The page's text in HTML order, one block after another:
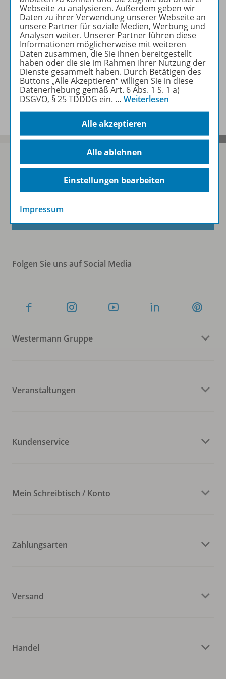
Zugehörige Produkte
Empfehlungen der Redaktion
Benachrichtigungs-Service
Sofort profitieren
Folgen Sie uns auf Social Media
Westermann Gruppe
Veranstaltungen
Kundenservice
Mein Schreibtisch / Konto
Zahlungsarten
Versand
Handel
Webseite zu analysieren. Außerdem geben wir
Daten zu ihrer Verwendung unserer Webseite an
unsere Partner für soziale Medien, Werbung und
Analysen weiter. Unserer Partner führen diese
Informationen möglicherweise mit weiteren
Daten zusammen, die Sie ihnen bereitgestellt
haben oder die sie im Rahmen Ihrer Nutzung der
Dienste gesammelt haben. Durch Betätigen des
Buttons „Alle Akzeptieren“ willigen Sie in diese
Datenerhebung gemäß Art. 6 Abs. 1 S. 1 a)
DSGVO, § 25 TDDDG ein. … Weiterlesen
Alle akzeptieren
Alle ablehnen
Einstellungen bearbeiten
Impressum